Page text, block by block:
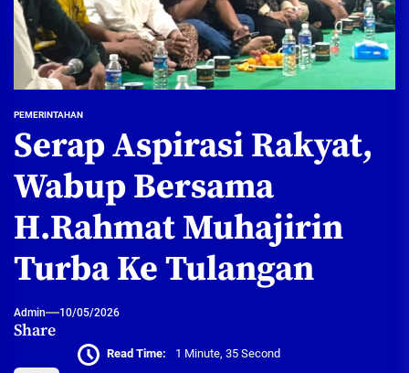
PEMERINTAHAN
Serap Aspirasi Rakyat,
Wabup Bersama
H.Rahmat Muhajirin
Turba Ke Tulangan
Admin 10/05/2026
Share
Read Time: 1 Minute, 35 Second